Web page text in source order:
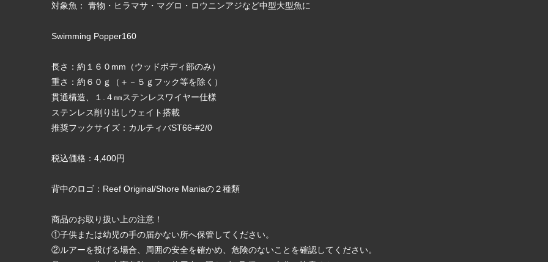
対象魚： 青物・ヒラマサ・マグロ・ロウニンアジなど中型大型魚に
Swimming Popper160
長さ：約１６０mm（ウッドボディ部のみ）
重さ：約６０ｇ（＋－５ｇフック等を除く）
貫通構造、１.４㎜ステンレスワイヤー仕様
ステンレス削り出しウェイト搭載
推奨フックサイズ：カルティバST66-#2/0
税込価格：4,400円
背中のロゴ：Reef Original/Shore Maniaの２種類
商品のお取り扱い上の注意！
①子供または幼児の手の届かない所へ保管してください。
②ルアーを投げる場合、周囲の安全を確かめ、危険のないことを確認してください。